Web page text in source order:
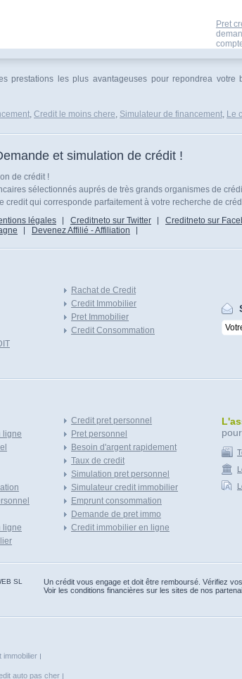
Pret
prestations les plus avantageuses pour repondrea
, Credit le moins chere, Simulateur de financement, Le
et simulation de crédit !
de crédit !
sélectionnés auprés de très grands organismes de
qui corresponde parfaitement à votre recherche de
légales Creditneto sur Twitter Creditneto sur
Devenez Affilié - Affiliation
Rachat de Credit
Credit Immobilier
Pret Immobilier
Credit Consommation
ligne
ligne
Credit pret personnel
Pret personnel
Besoin d'argent rapidement
Taux de credit
Simulation pret personnel
Simulateur credit immobilier
Emprunt consommation
Demande de pret immo
Credit immobilier en ligne
SL
Un crédit vous engage et doit être remboursé. Vérifiez
Voir les conditions financières sur les sites de nos
immobilier
auto pas cher